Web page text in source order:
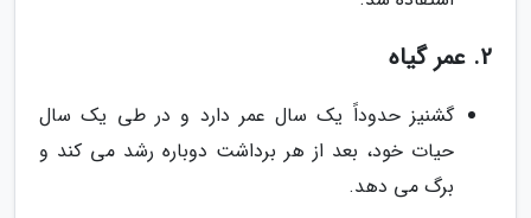
2. عمر گیاه
گشنیز حدوداً یک سال عمر دارد و در طی یک سال
حیات خود، بعد از هر برداشت دوباره رشد می کند و
برگ می دهد.